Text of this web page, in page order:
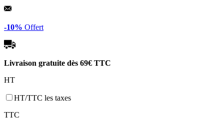
Panneau de gestion des cookies
-10% Offert
Livraison gratuite dès 69€ TTC
HT
HT/TTC les taxes
TTC